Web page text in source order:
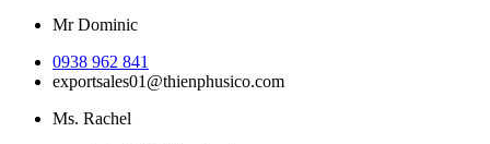
Mr Dominic
0938 962 841
exportsales01@thienphusico.com
Ms. Rachel